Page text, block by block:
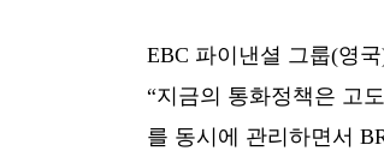
EBC 파이낸셜 그룹(영
“지금의 통화정책은 고
를 동시에 관리하면서